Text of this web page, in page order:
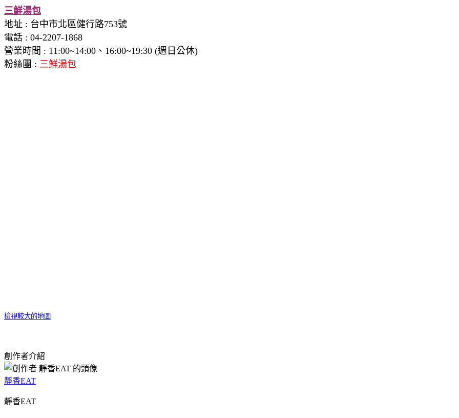
三鮮湯包
地址 : 台中市北區健行路753號
電話 : 04-2207-1868
營業時間 : 11:00~14:00、16:00~19:30 (週日公休)
粉絲團 : 三鮮湯包
檢視較大的地圖
創作者介紹
靜香EAT
靜香EAT